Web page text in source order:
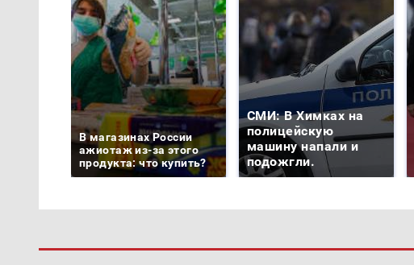
В магазинах России
ажиотаж из-за этого
продукта: что купить?
СМИ: В Химках на
полицейскую
машину напали и
подожгли.